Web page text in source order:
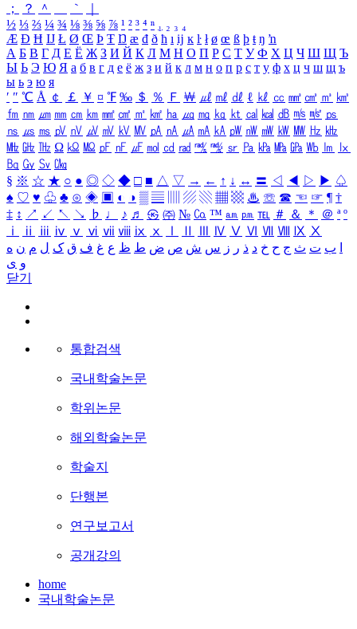
；
？ ＾ ｀
½ ⅓ ⅔ ¼ ¾ ⅛ ⅜ ⅝ ⅞ ¹ ² ³ ⁴ ⁿ ₁ ₂ ₃ ₄
Æ Ð Ħ Ĳ Ł Ø Œ Þ Ŧ Ŋ æ đ ð ħ ı ĳ ĸ ŀ ł ø œ ß þ ŧ ŋ ŉ
А Б В Г Д Е Ё Ж З И Й К Л М Н О П Р С Т У Ф Х Ц Ч Ш Щ Ъ
Ы Ь Э Ю Я а б в г д е ё ж з и й к л м н о п р с т у ф х ц ч ш щ ъ
ы ь э ю я
′ ″ ℃ Å ￠ ￡ ￥ ¤ ℉ ‰ ＄ ％ Ｆ ￦ ㎕ ㎖ ㎗ ℓ ㎘ ㏄ ㎣ ㎤ ㎥ ㎦
㎙ ㎚ ㎛ ㎜ ㎝ ㎞ ㎟ ㎠ ㎡ ㎢ ㏊ ㎍ ㎎ ㎏ ㏏ ㎈ ㎉ ㏈ ㎧ ㎨ ㎰
㎱ ㎲ ㎳ ㎴ ㎵ ㎶ ㎷ ㎸ ㎹ ㎀ ㎁ ㎂ ㎃ ㎄ ㎺ ㎻ ㎽ ㎾ ㎿ ㎐ ㎑
㎒ ㎓ ㎔ Ω ㏀ ㏁ ㎊ ㎋ ㎌ ㏖ ㏅ ㎭ ㎮ ㎯ ㏛ ㎩ ㎪ ㎫ ㎬ ㏝ ㏐
㏓
㏃ ㏉ ㏜ ㏆
§ ※ ☆ ★ ○ ● ◎ ◇ ◆ □ ■ △ ▽ → ← ↑ ↓ ↔ 〓 ◁ ◀ ▷ ▶ ♤
♠ ♡ ♥ ♧ ♣ ⊙ ◈ ▣ ◐ ◑ ▒ ▤ ▨ ▧ ▦ ▩ ♨ ☏ ☎ ☜ ☞ ¶ †
‡ ↕ ↗ ↙ ↖ ↘ ♭ ♩ ♪ ♬ ㉿ ㈜ № ㏇ ™ ㏂ ㏘ ℡ ＃ ＆ ＊ ＠ ª º
ⅰ
ⅱ ⅲ ⅳ ⅴ ⅵ ⅶ ⅷ ⅸ ⅹ Ⅳ Ⅴ Ⅵ Ⅶ Ⅷ Ⅸ Ⅹ
ب ت ث ج ح خ د ذ ر ز س ش ص ض ط ظ ع غ ف ق ک ل م ن ه
و ی
닫기
통합검색
국내학술논문
학위논문
해외학술논문
학술지
단행본
연구보고서
공개강의
home
국내학술논문